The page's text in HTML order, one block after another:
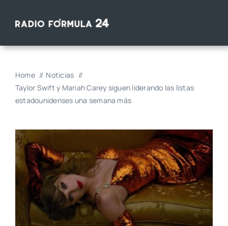
Home
Noticias
Taylor Swift y Mariah Carey siguen liderando las listas
estadounidenses una semana más